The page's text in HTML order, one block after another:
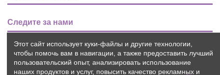
Следите за нами
Новости
Этот сайт использует куки-файлы и другие технологии,
чтобы помочь вам в навигации, а также предоставить лучший
пользовательский опыт, анализировать использование
наших продуктов и услуг, повысить качество рекламных и